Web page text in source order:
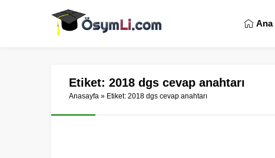
Ana
Etiket: 2018 dgs cevap anahtarı
Anasayfa » Etiket: 2018 dgs cevap anahtarı